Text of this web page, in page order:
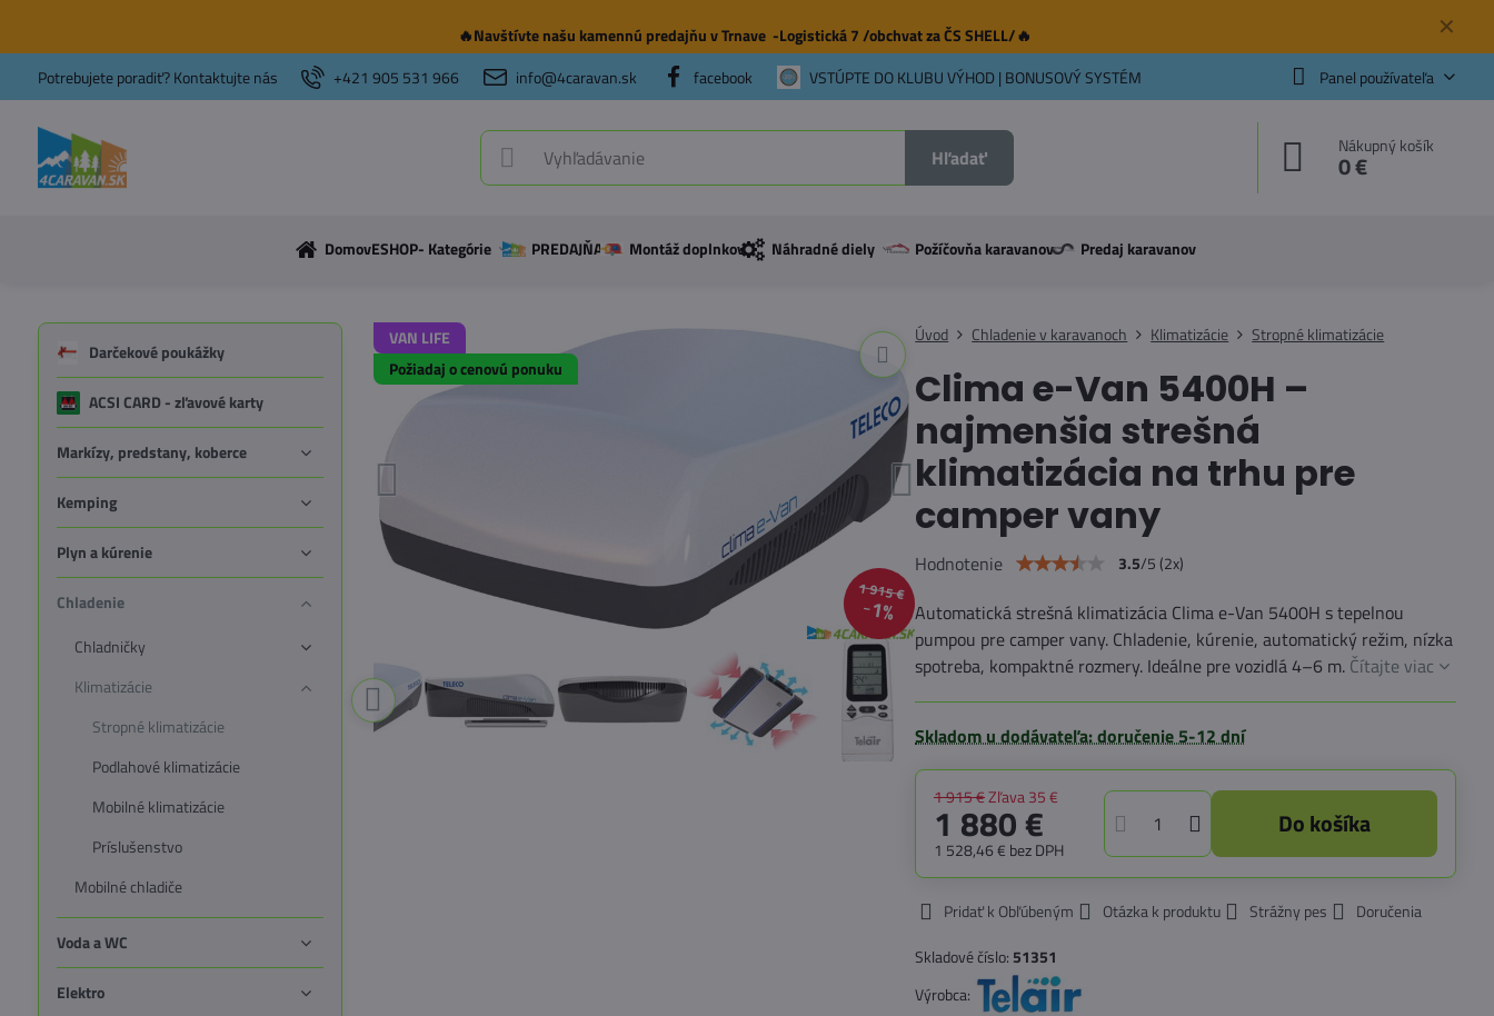
✕
🔥Navštívte našu kamennú predajňuv Trnave -Logistická 7 /obchvat za ČS SHELL/🔥
Potrebujete poradiť? Kontaktujte nás
+421 905 531 966 info@4caravan.sk facebook VSTÚPTE DO KLUBU VÝHOD | BONUSOVÝ SYSTÉM Panel používateľa
Hľadať Nákupný košík
0 €
DomovESHOP- Kategórie PREDAJŇA Montáž doplnkov Náhradné diely Požíčovňa karavanov Predaj karavanov
VAN LIFE
Požiadaj o cenovú ponuku
1 915 €
1%
Úvod Chladenie v karavanoch Klimatizácie Stropné klimatizácie
Clima e-Van 5400H –
najmenšia strešná
klimatizácia na trhu pre
camper vany
Hodnotenie 3.5/5(2x)
Automatická strešná klimatizácia Clima e-Van 5400H s tepelnou
pumpou pre camper vany. Chladenie, kúrenie, automatický režim, nízka
spotreba, kompaktné rozmery. Ideálne pre vozidlá 4–6 m. Čítajte viac
Skladom u dodávateľa: doručenie 5-12 dní
1 915 €Zľava35 €
1 880 €
1 528,46 € bez DPH
Do košíka
Pridať k Obľúbeným Otázka k produktu Strážny pes
Doručenia
Skladové číslo: 51351
Výrobca:
Darčekové poukážky
ACSI CARD - zľavové karty
Markízy, predstany, koberce
Kemping
Plyn a kúrenie
Chladenie
Chladničky
Klimatizácie
Stropné klimatizácie
Podlahové klimatizácie
Mobilné klimatizácie
Príslušenstvo
Mobilné chladiče
Voda a WC
Elektro